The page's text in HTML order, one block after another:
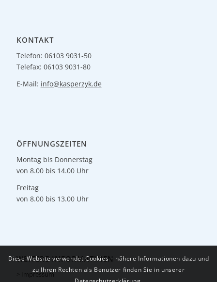
KONTAKT
Telefon: 06103 9031-50
Telefax: 06103 9031-80
E-Mail: info@kasperzyk.de
ÖFFNUNGSZEITEN
Montag bis Donnerstag
von 8.00 bis 14.00 Uhr
Freitag
von 8.00 bis 13.00 Uhr
WEITERE INFORMATINEN
> Impressum
Diese Website verwendet Cookies – nähere Informationen dazu und
zu Ihren Rechten als Benutzer finden Sie in unserer